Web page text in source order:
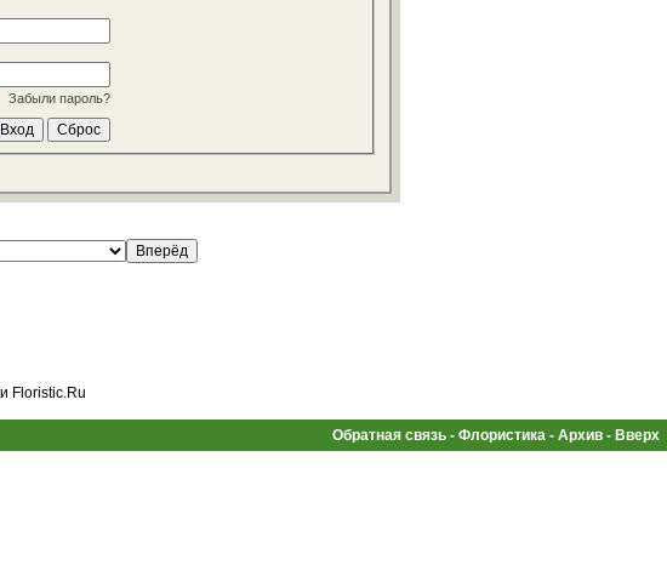
Забыли пароль?
Floristic.Ru
Обратная связь - Флористика - Архив - Вверх